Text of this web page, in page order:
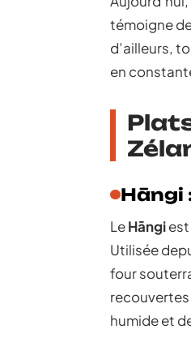
témoigne
d’ailleurs,
en
Hāngi
LeHāngi
Utilisée
four
humide et